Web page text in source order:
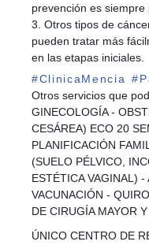
prevención es siempre
3. Otros tipos de
pueden tratar más
en las etapas iniciales.
#ClinicaMencia #
Otros servicios que
GINECOLOGÍA -
CESÁREA) ECO 20
PLANIFICACIÓN
(SUELO PÉLVICO,
ESTÉTICA VAGINAL)
VACUNACIÓN -
DE CIRUGÍA MAYOR
ÚNICO CENTRO DE